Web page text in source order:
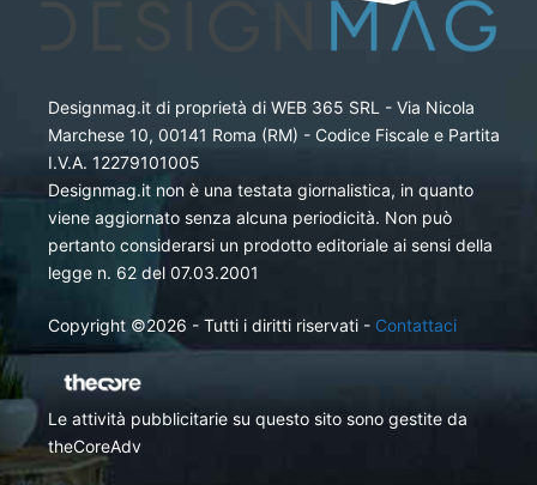
Designmag.it di proprietà di WEB 365 SRL - Via Nicola
Marchese 10, 00141 Roma (RM) - Codice Fiscale e Partita
I.V.A. 12279101005
Designmag.it non è una testata giornalistica, in quanto
viene aggiornato senza alcuna periodicità. Non può
pertanto considerarsi un prodotto editoriale ai sensi della
legge n. 62 del 07.03.2001
Copyright ©2026 - Tutti i diritti riservati - Contattaci
Le attività pubblicitarie su questo sito sono gestite da
theCoreAdv